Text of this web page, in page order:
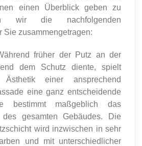
einen Überblick geben zu
wir die nachfolgenden
Sie zusammengetragen:
früher der Putz an der
dem Schutz diente, spielt
einer ansprechend
eine ganz entscheidende
bestimmt maßgeblich das
des gesamten Gebäudes. Die
wird inzwischen in sehr
und mit unterschiedlicher